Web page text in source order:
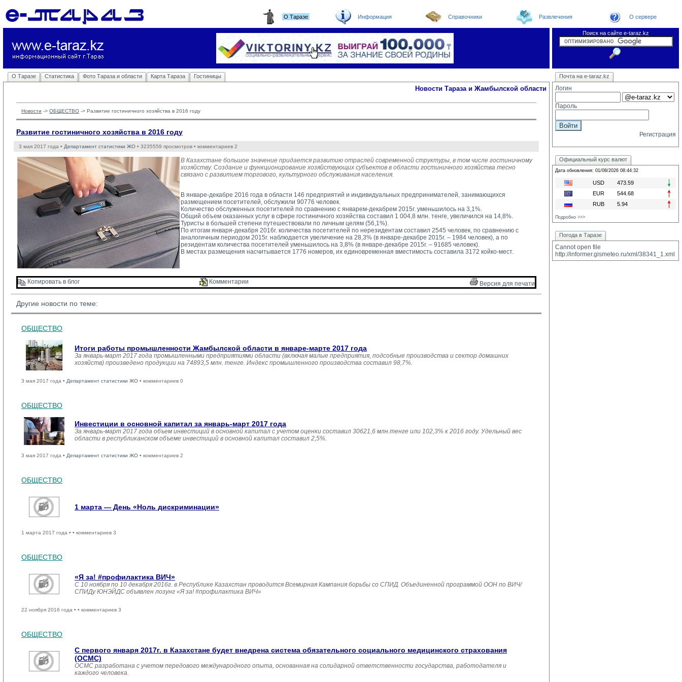
О Таразе Информация Справочники Развлечения О сервере
Поиск на сайте e-taraz.kz
О Таразе Статистика Фото Тараза и области Карта Тараза Гостиницы Новости Погода в Таразе
Телефоный справочник
Видеоконференция
Новости e-taraz
Новости Тараза и Жамбылской области
Новости -> ОБЩЕСТВО -> Развитие гостиничного хозяйства в 2016 году
Развитие гостиничного хозяйства в 2016 году
3 мая 2017 года • Департамент статистики ЖО • 3235559 просмотров • комментариев 2
В Казахстане большое значение придается развитию отраслей современной структуры, в том числе гостиничному
хозяйству. Создание и функционирование хозяйствующих субъектов в области гостиничного хозяйства тесно
связано с развитием торгового, культурного обслуживания населения.
В январе-декабре 2016 года в области 146 предприятий и индивидуальных предпринимателей, занимающихся
размещением посетителей, обслужили 90776 человек.
Количество обслуженных посетителей по сравнению с январем-декабрем 2015г. уменьшилось на 3,1%.
Общий объем оказанных услуг в сфере гостиничного хозяйства составил 1 004,8 млн. тенге, увеличился на 14,8%.
Туристы в большей степени путешествовали по личным целям (56,1%).
По итогам января-декабря 2016г. количества посетителей по нерезидентам составил 2545 человек, по сравнению с
аналогичным периодом 2015г. наблюдается увеличение на 28,3% (в январе-декабре 2015г. – 1984 человек), а по
резидентам количества посетителей уменьшилось на 3,8% (в январе-декабре 2015г. – 91685 человек).
В местах размещения насчитывается 1776 номеров, их единовременная вместимость составила 3172 койко-мест.
Копировать в блог Комментарии Версия для печати
Другие новости по теме:
ОБЩЕСТВО
Итоги работы промышленности Жамбылской области в январе-марте 2017 года
За январь-март 2017 года промышленными предприятиями области (включая малые предприятия, подсобные производства и сектор домашних
хозяйств) произведено продукции на 74893,5 млн. тенге. Индекс промышленного производства составил 98,7%.
3 мая 2017 года • Департамент статистики ЖО • комментариев 0
ОБЩЕСТВО
Инвестиции в основной капитал за январь-март 2017 года
За январь-март 2017 года объем инвестиций в основной капитал с учетом оценки составил 30621,6 млн.тенге или 102,3% к 2016 году. Удельный вес
области в республиканском объеме инвестиций в основной капитал составил 2,5%.
3 мая 2017 года • Департамент статистики ЖО • комментариев 2
ОБЩЕСТВО
1 марта — День «Ноль дискриминации»
1 марта 2017 года • • комментариев 3
ОБЩЕСТВО
«Я за! #профилактика ВИЧ»
С 10 ноября по 10 декабря 2016г. в Республике Казахстан проводится Всемирная Кампания борьбы со СПИД. Объединенной программой ООН по ВИЧ/
СПИДу ЮНЭЙДС объявлен лозунг «Я за! #профилактика ВИЧ»
22 ноября 2016 года • • комментариев 3
ОБЩЕСТВО
С первого января 2017г. в Казахстане будет внедрена система обязательного социального медицинского страхования
(ОСМС)
ОСМС разработана с учетом передового международного опыта, основанная на солидарной ответственности государства, работодателя и
каждого человека.
Почта на e-taraz.kz
Логин
Пароль
Регистрация
Официальный курс валют
Дата обновления: 01/08/2026 08:44:32
USD
473.59
EUR
544.68
RUB
5.94
Подробно >>>
Погода в Таразе
Cannot open file
http://informer.gismeteo.ru/xml/38341_1.xml